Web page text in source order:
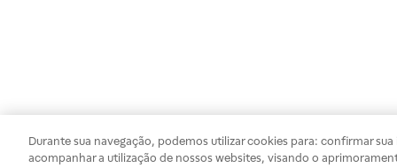
Durante sua navegação, podemos utilizar cookies para: confirmar
acompanhar a utilização de nossos websites, visando o